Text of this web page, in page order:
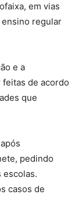
em vias
regular
e a
feitas de acordo
que
pedindo
escolas.
casos de